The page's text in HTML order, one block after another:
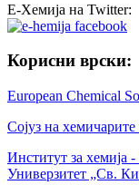
Е-Хемија на Twitter:
Корисни врски:
European Chemical
Сојуз на
Институт за хемија
Универзитет „Св.